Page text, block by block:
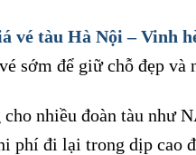
vé tàu Hà Nội – Vinh
sớm để giữ chỗ đẹp và
nhiều đoàn tàu như
phí đi lại trong dịp cao